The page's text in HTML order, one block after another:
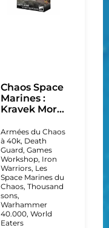
Chaos Space
Marines :
Kravek Mor...
Armées du Chaos
à 40k, Death
Guard, Games
Workshop, Iron
Warriors, Les
Space Marines du
Chaos, Thousand
sons,
Warhammer
40.000, World
Eaters